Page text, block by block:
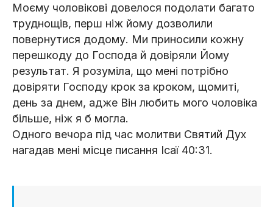
Моєму чоловікові довелося подолати багато
труднощів, перш ніж йому дозволили
повернутися додому. Ми приносили кожну
перешкоду до Господа й довіряли Йому
результат. Я розуміла, що мені потрібно
довіряти Господу крок за кроком, щомиті,
день за днем, адже Він любить мого чоловіка
більше, ніж я б могла.
Одного вечора під час молитви Святий Дух
нагадав мені місце писання Ісаї 40:31.